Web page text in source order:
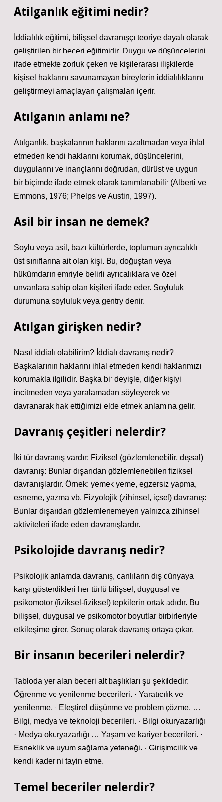
Atilganlık eğitimi nedir?
İddialılık eğitimi, bilişsel davranışçı teoriye dayalı olarak
geliştirilen bir beceri eğitimidir. Duygu ve düşüncelerini
ifade etmekte zorluk çeken ve kişilerarası ilişkilerde
kişisel haklarını savunamayan bireylerin iddialılıklarını
geliştirmeyi amaçlayan çalışmaları içerir.
Atılganın anlamı ne?
Atılganlık, başkalarının haklarını azaltmadan veya ihlal
etmeden kendi haklarını korumak, düşüncelerini,
duygularını ve inançlarını doğrudan, dürüst ve uygun
bir biçimde ifade etmek olarak tanımlanabilir (Alberti ve
Emmons, 1976; Phelps ve Austin, 1997).
Asil bir insan ne demek?
Soylu veya asil, bazı kültürlerde, toplumun ayrıcalıklı
üst sınıflarına ait olan kişi. Bu, doğuştan veya
hükümdarın emriyle belirli ayrıcalıklara ve özel
unvanlara sahip olan kişileri ifade eder. Soyluluk
durumuna soyluluk veya gentry denir.
Atılgan girişken nedir?
Nasıl iddialı olabilirim? İddialı davranış nedir?
Başkalarının haklarını ihlal etmeden kendi haklarımızı
korumakla ilgilidir. Başka bir deyişle, diğer kişiyi
incitmeden veya yaralamadan söyleyerek ve
davranarak hak ettiğimizi elde etmek anlamına gelir.
Davranış çeşitleri nelerdir?
İki tür davranış vardır: Fiziksel (gözlemlenebilir, dışsal)
davranış: Bunlar dışarıdan gözlemlenebilen fiziksel
davranışlardır. Örnek: yemek yeme, egzersiz yapma,
esneme, yazma vb. Fizyolojik (zihinsel, içsel) davranış:
Bunlar dışarıdan gözlemlenemeyen yalnızca zihinsel
aktiviteleri ifade eden davranışlardır.
Psikolojide davranış nedir?
Psikolojik anlamda davranış, canlıların dış dünyaya
karşı gösterdikleri her türlü bilişsel, duygusal ve
psikomotor (fiziksel-fiziksel) tepkilerin ortak adıdır. Bu
bilişsel, duygusal ve psikomotor boyutlar birbirleriyle
etkileşime girer. Sonuç olarak davranış ortaya çıkar.
Bir insanın becerileri nelerdir?
Tabloda yer alan beceri alt başlıkları şu şekildedir:
Öğrenme ve yenilenme becerileri. · Yaratıcılık ve
yenilenme. · Eleştirel düşünme ve problem çözme. …
Bilgi, medya ve teknoloji becerileri. · Bilgi okuryazarlığı
· Medya okuryazarlığı … Yaşam ve kariyer becerileri. ·
Esneklik ve uyum sağlama yeteneği. · Girişimcilik ve
kendi kaderini tayin etme.
Temel beceriler nelerdir?